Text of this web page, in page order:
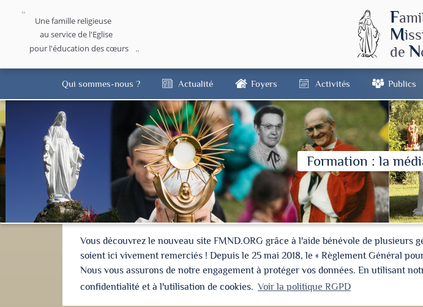
Une famille religieuse
au service de l'Eglise
pour l'éducation des cœurs
F
M
de N
Qui sommes-nous ? Actualité Foyers Activités Publics
Formation : la
Vous découvrez le nouveau site FMND.ORG grâce à l'aide bénévole de plusieurs
soient ici vivement remerciés ! Depuis le 25 mai 2018, le « Règlement Général
Nous vous assurons de notre engagement à protéger vos données. En utilisant
confidentialité et à l'utilisation de cookies. Voir la politique RGPD